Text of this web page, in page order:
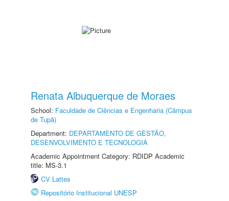
Renata Albuquerque de Moraes
School: Faculdade de Ciências e Engenharia (Câmpus
de Tupã)
Department: DEPARTAMENTO DE GESTÃO,
DESENVOLVIMENTO E TECNOLOGIA
Academic Appointment Category: RDIDP Academic
title: MS-3.1
CV Lattes
Repositório Institucional UNESP